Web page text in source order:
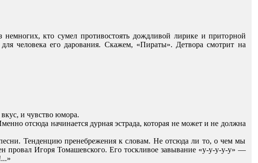
кто сумел противостоять дождливой лирике и приторной
человека его дарования. Скажем, «Пираты». Детвора смотрит на
и чувство юмора.
отсюда начинается дурная эстрада, которая не может и не должна
Тенденцию пренебрежения к словам. Не отсюда ли то, о чем мы
провал Игоря Томашевского. Его тоскливое завывание «у-у-у-у-у» —